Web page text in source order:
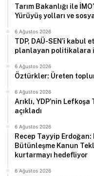
Tarım Bakanlığı ile
Yürüyüş yolları ve
6 Ağustos 2026
TDP, DAÜ-SEN’i
planlayan politikalara
6 Ağustos 2026
Öztürkler: Üreten
6 Ağustos 2026
Arıklı, YDP’nin
açıkladı
6 Ağustos 2026
Recep Tayyip
Bütünleşme Kanun
kurtarmayı hedefliyor
6 Ağustos 2026